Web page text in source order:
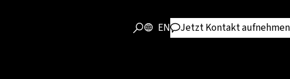
EN Jetzt Kontakt aufnehmen